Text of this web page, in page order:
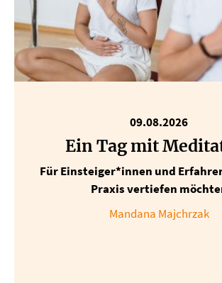
09.08.2026
Ein Tag mit
Für Einsteiger*innen und
Praxis vertiefen
Mandana Majchrzak